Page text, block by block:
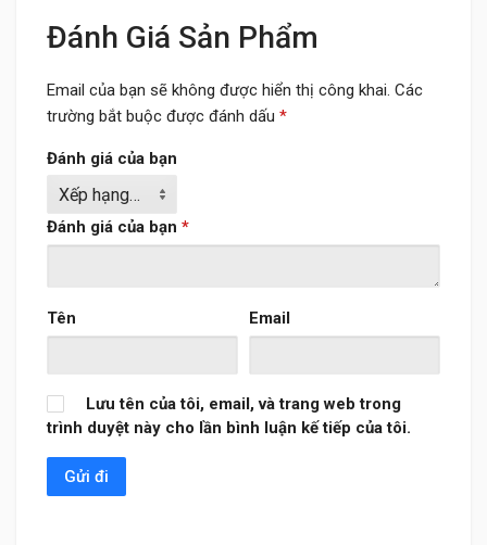
Đánh Giá Sản Phẩm
Email của bạn sẽ không được hiển thị công khai. Các
trường bắt buộc được đánh dấu *
Đánh giá của bạn
Đánh giá của bạn *
Tên Email
Lưu tên của tôi, email, và trang web trong
trình duyệt này cho lần bình luận kế tiếp của tôi.